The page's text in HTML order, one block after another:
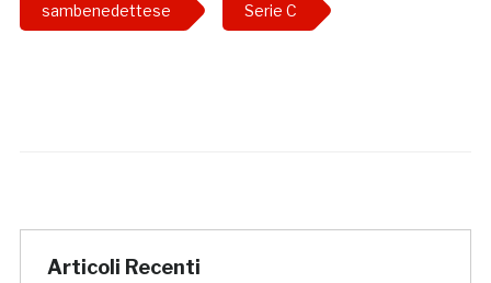
sambenedettese Serie C
Articoli Recenti